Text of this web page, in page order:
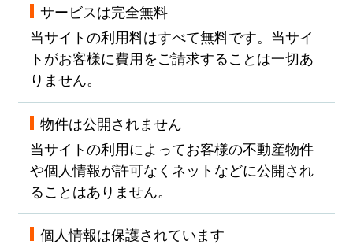
サービスは完全無料
当サイトの利用料はすべて無料です。当サイ
トがお客様に費用をご請求することは一切あ
りません。
物件は公開されません
当サイトの利用によってお客様の不動産物件
や個人情報が許可なくネットなどに公開され
ることはありません。
個人情報は保護されています